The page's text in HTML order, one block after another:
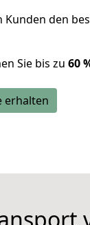
den
Sie bis zu 60
erhalten